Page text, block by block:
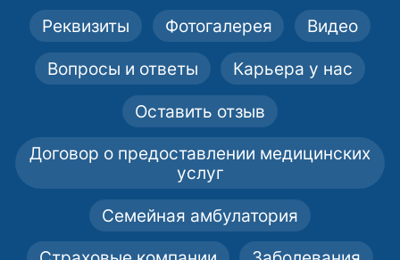
Реквизиты Фотогалерея Видео
Вопросы и ответы Карьера у нас
Оставить отзыв
Договор о предоставлении медицинских
услуг
Семейная амбулатория